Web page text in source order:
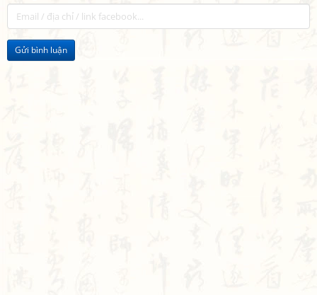
Gửi bình luận